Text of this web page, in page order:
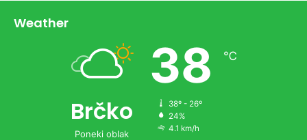
Weather
Brčko
Poneki oblak
38 ℃
38º - 26º
24%
4.1 km/h